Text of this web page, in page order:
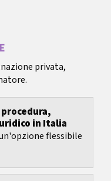
privata,
in Italia
flessibile